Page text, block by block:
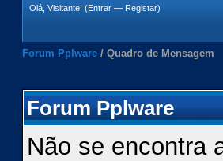
Olá, Visitante! (Entrar — Registar)
Forum Pplware / Quadro de Mensagem
Forum Pplware
Não se encontra